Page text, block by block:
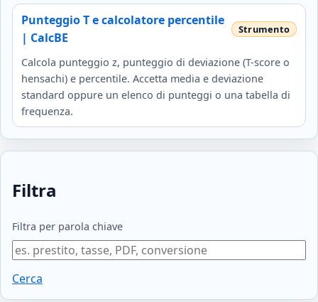
Punteggio T e calcolatore percentile
| CalcBE
Calcola punteggio z, punteggio di deviazione (T-score o
hensachi) e percentile. Accetta media e deviazione
standard oppure un elenco di punteggi o una tabella di
frequenza.
Filtra
Filtra per parola chiave
Cerca